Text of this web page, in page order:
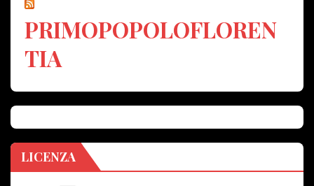
PRIMOPOPOLOFLOREN
TIA
LICENZA